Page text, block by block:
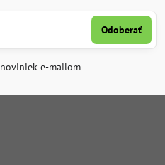
Odoberať
e-mailom